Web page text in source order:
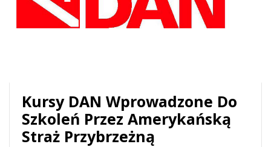
Kursy DAN Wprowadzone Do
Szkoleń Przez Amerykańską
Straż Przybrzeżną